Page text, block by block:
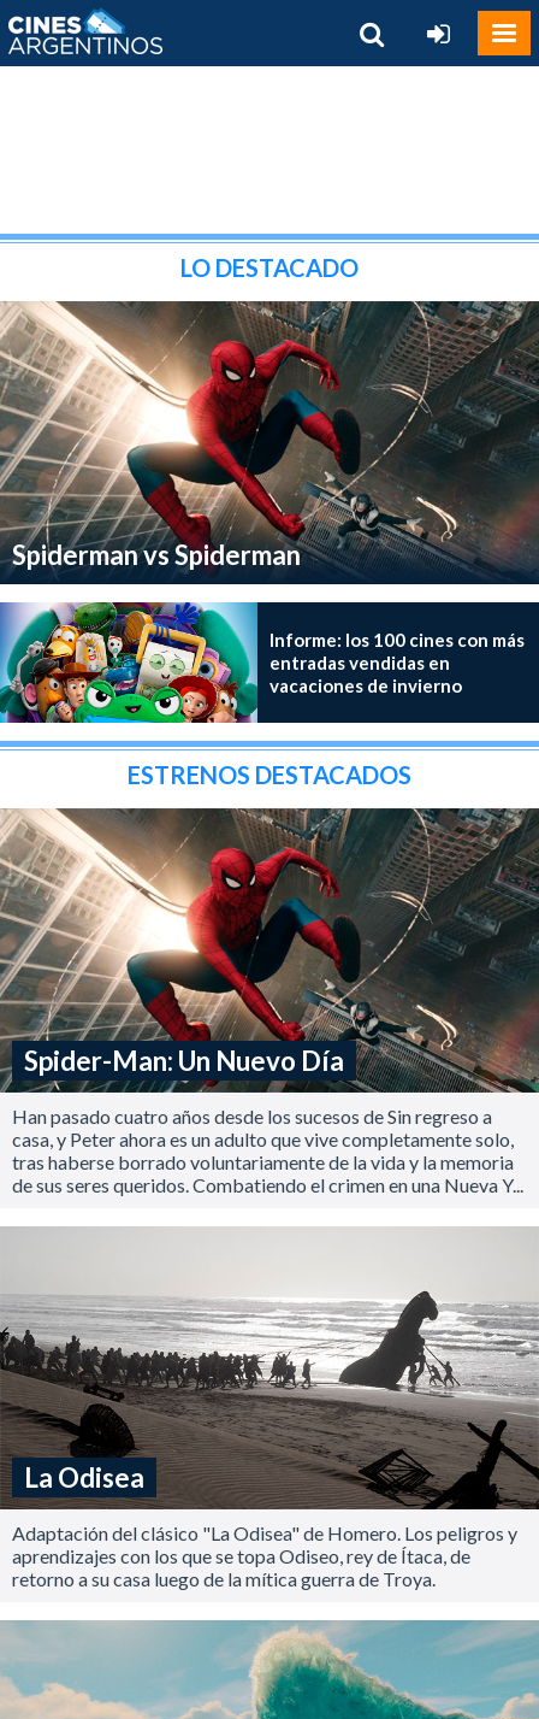
LO DESTACADO
Spiderman vs Spiderman
Informe: los 100 cines con más
entradas vendidas en
vacaciones de invierno
ESTRENOS DESTACADOS
Spider-Man: Un Nuevo Día
Han pasado cuatro años desde los sucesos de Sin regreso a
casa, y Peter ahora es un adulto que vive completamente solo,
tras haberse borrado voluntariamente de la vida y la memoria
de sus seres queridos. Combatiendo el crimen en una Nueva Y...
La Odisea
Adaptación del clásico "La Odisea" de Homero. Los peligros y
aprendizajes con los que se topa Odiseo, rey de Ítaca, de
retorno a su casa luego de la mítica guerra de Troya.